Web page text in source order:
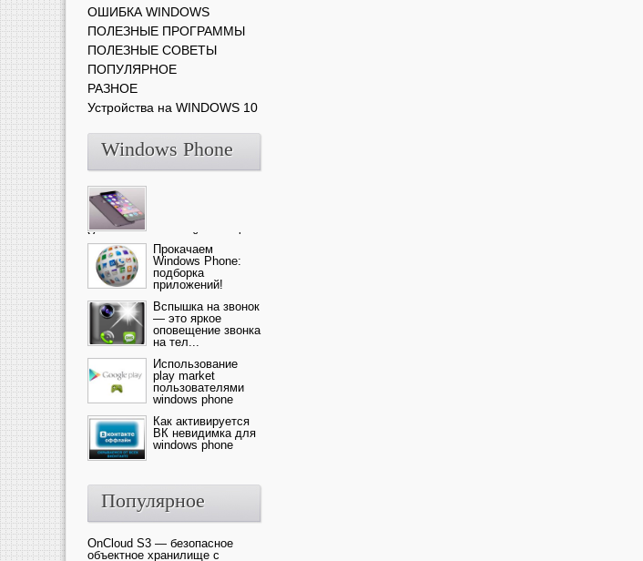
ОШИБКА WINDOWS
ПОЛЕЗНЫЕ ПРОГРАММЫ
ПОЛЕЗНЫЕ СОВЕТЫ
ПОПУЛЯРНОЕ
РАЗНОЕ
Устройства на WINDOWS 10
Windows Phone
Ультрасовременный смартфон
— это новика от компании Ap...
Прокачаем
Windows Phone:
подборка
приложений!
Вспышка на звонок
— это яркое
оповещение звонка
на тел...
Использование
play market
пользователями
windows phone
Как активируется
ВК невидимка для
windows phone
Популярное
OnCloud S3 — безопасное
объектное хранилище с